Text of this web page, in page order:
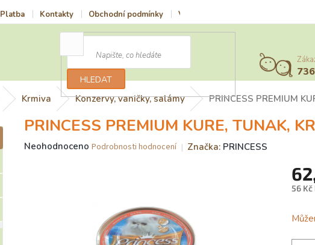
Platba Kontakty Obchodní podmínky Vrácení zboží a reklamace
HLEDAT
Krmiva Konzervy, vaničky, salámy PRINCESS PREMIUM
PRINCESS PREMIUM KURE, TUNAK,
Průměrné
Neohodnoceno Podrobnosti hodnocení Značka: PRINCESS
56 Kč
cena: